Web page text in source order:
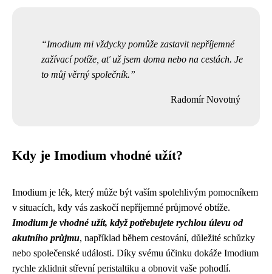
Imodium mi vždycky pomůže zastavit nepříjemné
zažívací potíže, ať už jsem doma nebo na cestách. Je
to můj věrný společník.
Radomír Novotný
Kdy je Imodium vhodné užít?
Imodium je lék, který může být vaším spolehlivým pomocníkem
v situacích, kdy vás zaskočí nepříjemné průjmové obtíže.
Imodium je vhodné užít, když potřebujete rychlou úlevu od
akutního průjmu, například během cestování, důležité schůzky
nebo společenské události. Díky svému účinku dokáže Imodium
rychle zklidnit střevní peristaltiku a obnovit vaše pohodlí.